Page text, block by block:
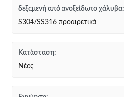
δεξαμενή από ανοξείδωτο χάλυβα:
S304/SS316 προαιρετικά
Κατάσταση:
Νέος